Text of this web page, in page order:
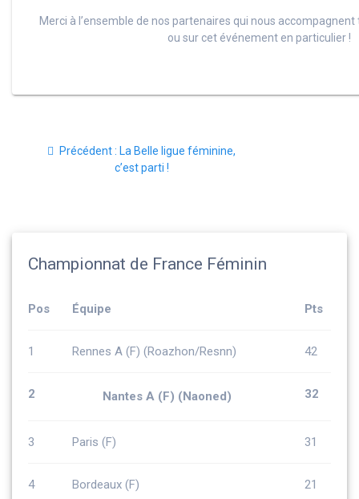
Merci à l’ensemble de nos partenaires qui nous
ou sur cet événement en particulier !
Précédent : Article
précédent
La Belle ligue féminine,
c’est parti !
Championnat de France Féminin
Pos Équipe Pts
1 Rennes A (F) (Roazhon/Resnn) 42
2 Nantes A (F) (Naoned) 32
3 Paris (F) 31
4 Bordeaux (F) 21